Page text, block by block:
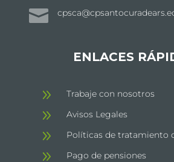

ENLACES
9 Trabaje con nosotros
9 Avisos Legales
9 Políticas de tratamiento
9 Pago de pensiones